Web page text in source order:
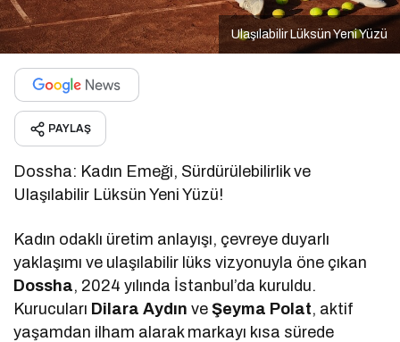
Ulaşılabilir Lüksün Yeni Yüzü
PAYLAŞ
Dossha: Kadın Emeği, Sürdürülebilirlik ve
Ulaşılabilir Lüksün Yeni Yüzü!
Kadın odaklı üretim anlayışı, çevreye duyarlı
yaklaşımı ve ulaşılabilir lüks vizyonuyla öne çıkan
Dossha, 2024 yılında İstanbul’da kuruldu.
Kurucuları Dilara Aydın veŞeyma Polat, aktif
yaşamdan ilham alarak markayı kısa sürede